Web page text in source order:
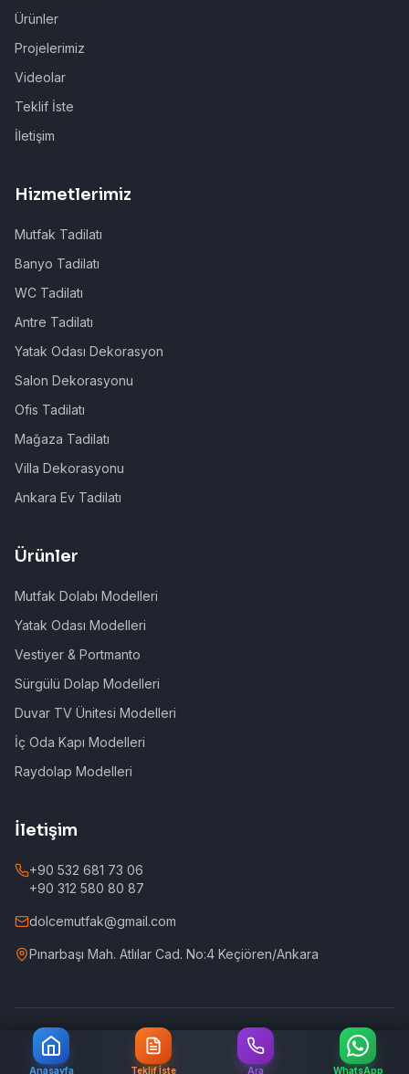
Ürünler
Projelerimiz
Videolar
Teklif İste
İletişim
Hizmetlerimiz
Mutfak Tadilatı
Banyo Tadilatı
WC Tadilatı
Antre Tadilatı
Yatak Odası Dekorasyon
Salon Dekorasyonu
Ofis Tadilatı
Mağaza Tadilatı
Villa Dekorasyonu
Ankara Ev Tadilatı
Ürünler
Mutfak Dolabı Modelleri
Yatak Odası Modelleri
Vestiyer & Portmanto
Sürgülü Dolap Modelleri
Duvar TV Ünitesi Modelleri
İç Oda Kapı Modelleri
Raydolap Modelleri
İletişim
+90 532 681 73 06
+90 312 580 80 87
dolcemutfak@gmail.com
Pınarbaşı Mah. Atlılar Cad. No:4 Keçiören/Ankara
Dolce Mutfak. Tüm hakları saklıdır.
Anasayfa Teklif İste Ara WhatsApp